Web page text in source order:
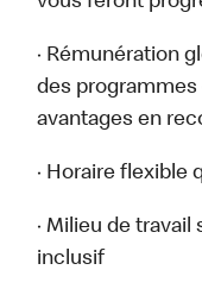
· Rémunération
des
avantages en
· Horaire flexible
· Milieu de
inclusif